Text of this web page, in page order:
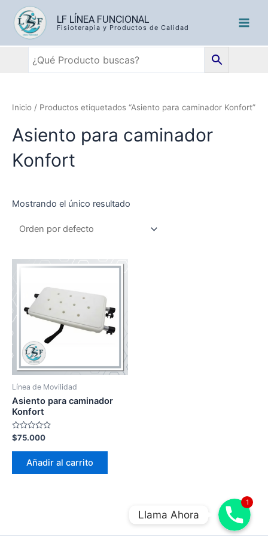
LF LÍNEA FUNCIONAL
Fisioterapia y Productos de Calidad
Inicio / Productos etiquetados “Asiento para caminador Konfort”
Asiento para caminador
Konfort
Mostrando el único resultado
Línea de Movilidad
Asiento para caminador
Konfort
Valorado
en
0
$75.000
Añadir al carrito
1
Llama Ahora